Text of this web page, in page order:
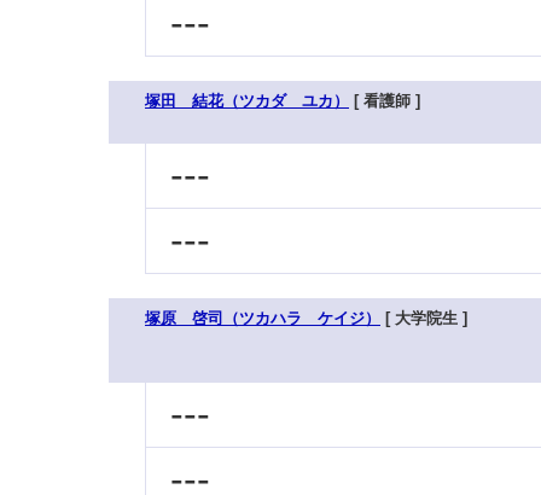
---
塚田 結花（ツカダ ユカ） [ 看護師 ]
---
---
塚原 啓司（ツカハラ ケイジ） [ 大学院生 ]
---
---